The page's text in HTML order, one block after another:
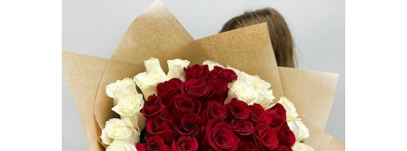
Букет 51 красная роза
6 469 ₽